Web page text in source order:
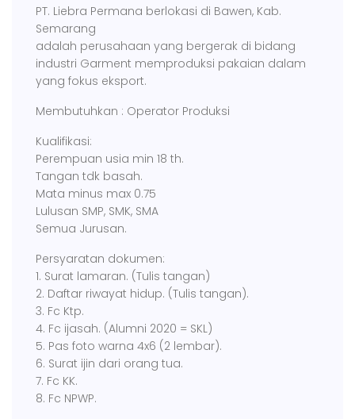
PT. Liebra Permana berlokasi di Bawen, Kab.
Semarang
adalah perusahaan yang bergerak di bidang
industri Garment memproduksi pakaian dalam
yang fokus eksport.
Membutuhkan : Operator Produksi
Kualifikasi:
Perempuan usia min 18 th.
Tangan tdk basah.
Mata minus max 0.75
Lulusan SMP, SMK, SMA
Semua Jurusan.
Persyaratan dokumen:
1. Surat lamaran. (Tulis tangan)
2. Daftar riwayat hidup. (Tulis tangan).
3. Fc Ktp.
4. Fc ijasah. (Alumni 2020 = SKL)
5. Pas foto warna 4x6 (2 lembar).
6. Surat ijin dari orang tua.
7. Fc KK.
8. Fc NPWP.